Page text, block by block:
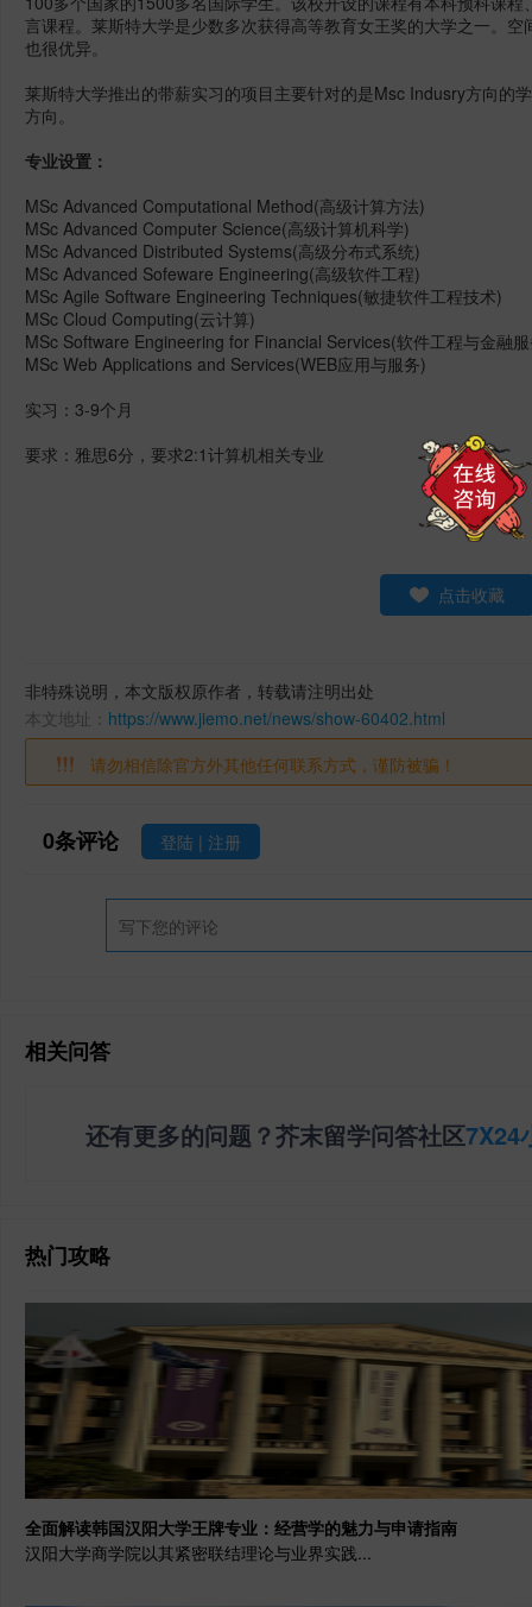
言课程。莱斯特大学是少数多次获得高等教育女王奖的大学之一。
也很优异。
莱斯特大学推出的带薪实习的项目主要针对的是Msc Indusry方向的
方向。
专业设置：
MSc Advanced Computational Method(高级计算方法)
MSc Advanced Computer Science(高级计算机科学)
MSc Advanced Distributed Systems(高级分布式系统)
MSc Advanced Sofeware Engineering(高级软件工程)
MSc Agile Software Engineering Techniques(敏捷软件工程技术)
MSc Cloud Computing(云计算)
MSc Software Engineering for Financial Services(软件工程与金融
MSc Web Applications and Services(WEB应用与服务)
实习：3-9个月
要求：雅思6分，要求2:1计算机相关专业
点击收藏
非特殊说明，本文版权原作者，转载请注明出处
本文地址： https://www.jiemo.net/news/show-60402.html
请勿相信除官方外其他任何联系方式，谨防被骗！
0条评论 登陆 | 注册
相关问答
还有更多的问题？芥末留学问答社区7X24
热门攻略
全面解读韩国汉阳大学王牌专业：经营学的魅力与申请指南
汉阳大学商学院以其紧密联结理论与业界实践...